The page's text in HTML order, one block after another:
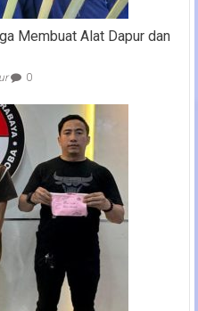
Membuat Alat Dapur dan
0